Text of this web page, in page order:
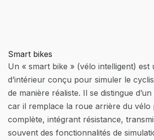
Smart bikes
Un « smart bike » (vélo intelligent) est
d’intérieur conçu pour simuler le
de manière réaliste. Il se distingue
car il remplace la roue arrière du vélo
complète, intégrant résistance,
souvent des fonctionnalités de